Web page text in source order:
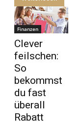
Finanzen
Clever
feilschen:
So
bekommst
du fast
überall
Rabatt